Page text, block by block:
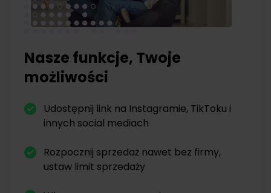
Nasze funkcje, Twoje
możliwości
Udostępnij link na Instagramie, TikToku i
innych social mediach
Rozpocznij sprzedaż nawet bez firmy,
ustaw limit sprzedaży